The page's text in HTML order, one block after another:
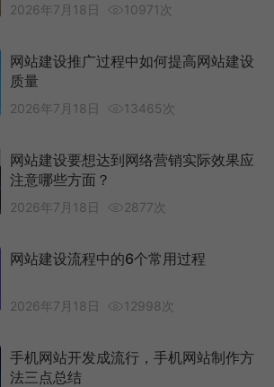
2026年7月18日 10971次
网站建设推广过程中如何提高网站建设
质量
2026年7月18日 13465次
网站建设要想达到网络营销实际效果应
注意哪些方面？
2026年7月18日 2877次
网站建设流程中的6个常用过程
2026年7月18日 12998次
手机网站开发成流行，手机网站制作方
法三点总结